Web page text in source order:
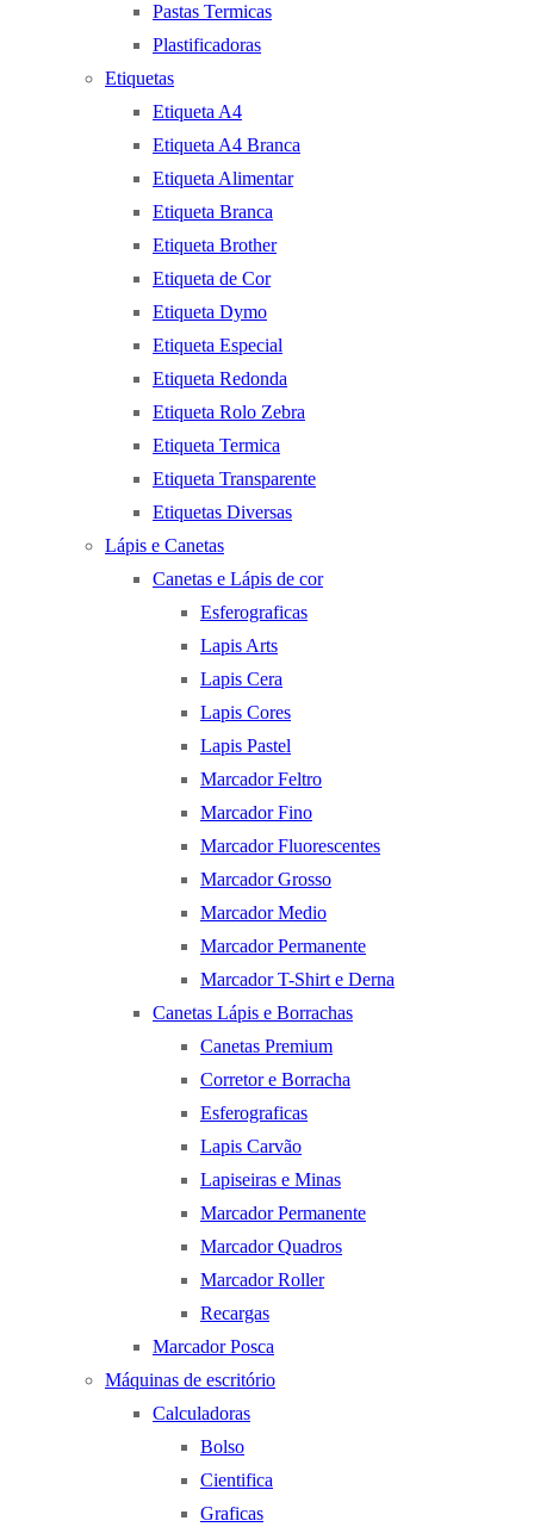
Pastas Termicas
Plastificadoras
Etiquetas
Etiqueta A4
Etiqueta A4 Branca
Etiqueta Alimentar
Etiqueta Branca
Etiqueta Brother
Etiqueta de Cor
Etiqueta Dymo
Etiqueta Especial
Etiqueta Redonda
Etiqueta Rolo Zebra
Etiqueta Termica
Etiqueta Transparente
Etiquetas Diversas
Lápis e Canetas
Canetas e Lápis de cor
Esferograficas
Lapis Arts
Lapis Cera
Lapis Cores
Lapis Pastel
Marcador Feltro
Marcador Fino
Marcador Fluorescentes
Marcador Grosso
Marcador Medio
Marcador Permanente
Marcador T-Shirt e Derna
Canetas Lápis e Borrachas
Canetas Premium
Corretor e Borracha
Esferograficas
Lapis Carvão
Lapiseiras e Minas
Marcador Permanente
Marcador Quadros
Marcador Roller
Recargas
Marcador Posca
Máquinas de escritório
Calculadoras
Bolso
Cientifica
Graficas